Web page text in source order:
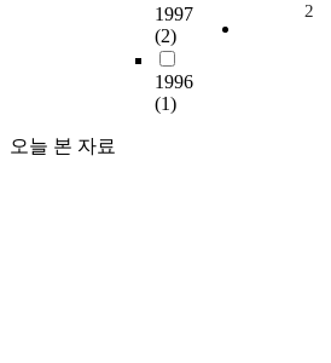
1997
(2)
1996
(1)
오늘 본 자료
2